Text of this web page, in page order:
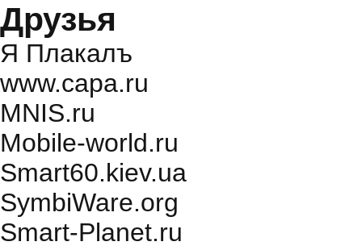
Друзья
Я Плакалъ
www.capa.ru
MNIS.ru
Mobile-world.ru
Smart60.kiev.ua
SymbiWare.org
Smart-Planet.ru